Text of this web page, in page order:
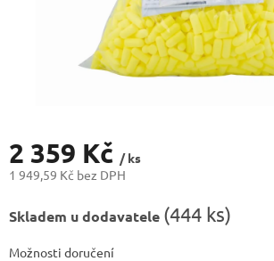
2 359 Kč / ks
1 949,59 Kč bez DPH
cena:
Skladem u dodavatele (444 ks)
Možnosti doručení